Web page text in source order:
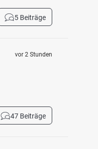
5 Beiträge
vor 2 Stunden
47 Beiträge